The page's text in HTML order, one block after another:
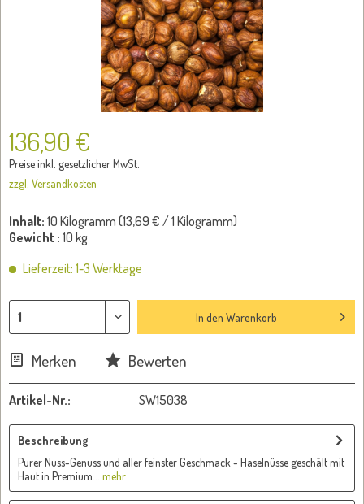
136,90 €
Preise inkl. gesetzlicher MwSt.
zzgl. Versandkosten
Inhalt: 10 Kilogramm (13,69 € / 1 Kilogramm)
Gewicht : 10 kg
Lieferzeit: 1-3 Werktage
In den Warenkorb
Merken Bewerten
Artikel-Nr.: SW15038
Beschreibung
Purer Nuss-Genuss und aller feinster Geschmack - Haselnüsse geschält mit
Haut in Premium...
mehr